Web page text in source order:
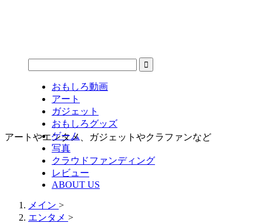
アートやエンタメ、ガジェットやクラファンなど
おもしろ動画
アート
ガジェット
おもしろグッズ
ゲーム
写真
クラウドファンディング
レビュー
ABOUT US
メイン >
エンタメ >